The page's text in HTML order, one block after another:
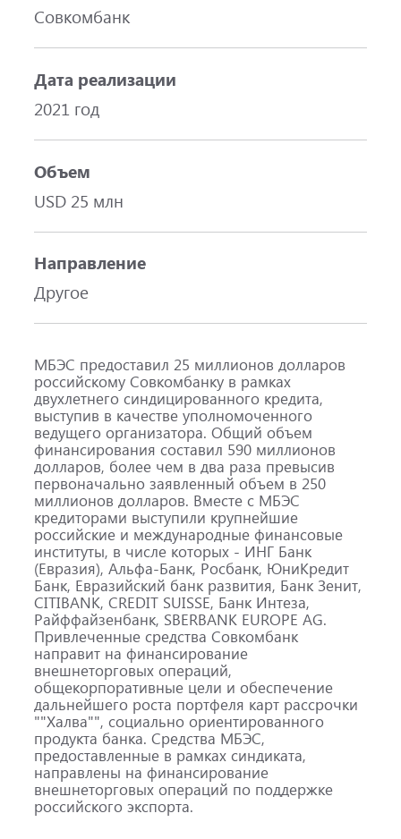
Совкомбанк
Дата реализации
2021 год
Объем
USD 25 млн
Направление
Другое
МБЭС предоставил 25 миллионов долларов
российскому Совкомбанку в рамках
двухлетнего синдицированного кредита,
выступив в качестве уполномоченного
ведущего организатора. Общий объем
финансирования составил 590 миллионов
долларов, более чем в два раза превысив
первоначально заявленный объем в 250
миллионов долларов. Вместе с МБЭС
кредиторами выступили крупнейшие
российские и международные финансовые
институты, в числе которых - ИНГ Банк
(Евразия), Альфа-Банк, Росбанк, ЮниКредит
Банк, Евразийский банк развития, Банк Зенит,
CITIBANK, CREDIT SUISSE, Банк Интеза,
Райффайзенбанк, SBERBANK EUROPE AG.
Привлеченные средства Совкомбанк
направит на финансирование
внешнеторговых операций,
общекорпоративные цели и обеспечение
дальнейшего роста портфеля карт рассрочки
""Халва"", социально ориентированного
продукта банка. Средства МБЭС,
предоставленные в рамках синдиката,
направлены на финансирование
внешнеторговых операций по поддержке
российского экспорта.